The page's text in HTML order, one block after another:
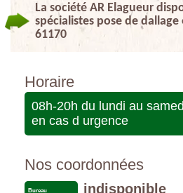
La société AR Elagueur
spécialistes pose de dallage
61170
Horaire
08h-20h du lundi au
en cas d urgence
Nos coordonnées
Bureau indisponible